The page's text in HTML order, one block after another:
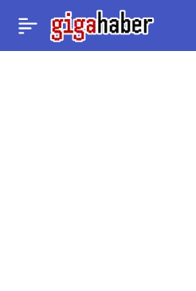
ABD, 50 yıl sonra ilk kez